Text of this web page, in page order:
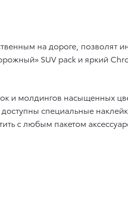
на дороге, позволят
SUV pack и яркий
и молдингов насыщенных
специальные
с любым пакетом